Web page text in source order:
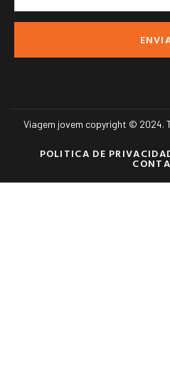
Viagem jovem copyright © 2024.
POLITICA DE